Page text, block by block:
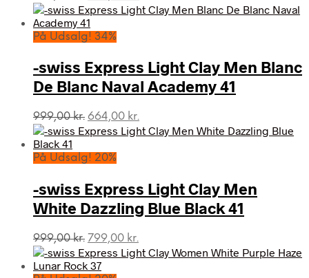
oprindelige
pris
var:
aktuelle
På Udsalg! 34%
-swiss Express Light Clay Men Blanc
De Blanc Naval Academy 41
999,00kr. Den
oprindelige
var:
664,00 kr.
aktuelle
På Udsalg! 20%
-swiss Express Light Clay Men
White Dazzling Blue Black 41
999,00kr. Den
oprindelige
pris
799,00 kr.
aktuelle